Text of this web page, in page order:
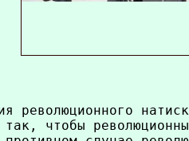
революционного
так, чтобы